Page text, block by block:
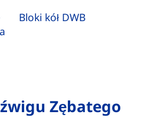
Bloki kół DWB
Zębatego